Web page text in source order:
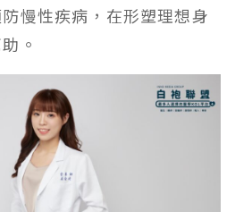
慢性疾病，在形塑理想身
。